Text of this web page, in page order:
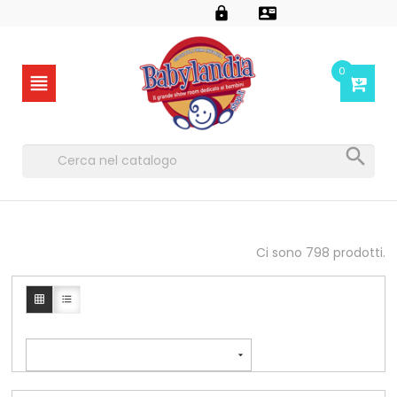
 
 0

Ci sono 798 prodotti.
 
